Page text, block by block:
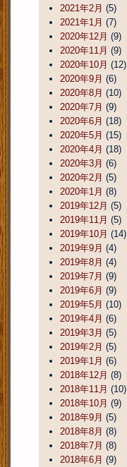
2021年2月 (5)
2021年1月 (7)
2020年12月 (9)
2020年11月 (9)
2020年10月 (12)
2020年9月 (6)
2020年8月 (10)
2020年7月 (9)
2020年6月 (18)
2020年5月 (15)
2020年4月 (18)
2020年3月 (6)
2020年2月 (5)
2020年1月 (8)
2019年12月 (5)
2019年11月 (5)
2019年10月 (14)
2019年9月 (4)
2019年8月 (4)
2019年7月 (9)
2019年6月 (9)
2019年5月 (10)
2019年4月 (6)
2019年3月 (5)
2019年2月 (5)
2019年1月 (6)
2018年12月 (8)
2018年11月 (10)
2018年10月 (9)
2018年9月 (5)
2018年8月 (8)
2018年7月 (8)
2018年6月 (9)